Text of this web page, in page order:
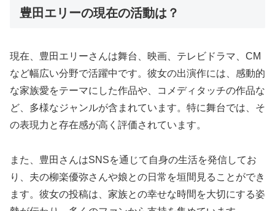
豊田エリーの現在の活動は？
現在、豊田エリーさんは舞台、映画、テレビドラマ、CM
など幅広い分野で活躍中です。彼女の出演作には、感動的
な家族愛をテーマにした作品や、コメディタッチの作品な
ど、多様なジャンルが含まれています。特に舞台では、そ
の表現力と存在感が高く評価されています。
また、豊田さんはSNSを通じて自身の生活を発信してお
り、夫の柳楽優弥さんや娘との日常を垣間見ることができ
ます。彼女の投稿は、家族との幸せな時間を大切にする姿